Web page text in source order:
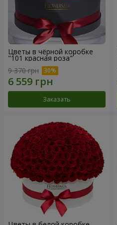
Цветы в чёрной коробке
"101 красная роза"
9 370 грн
Заказать